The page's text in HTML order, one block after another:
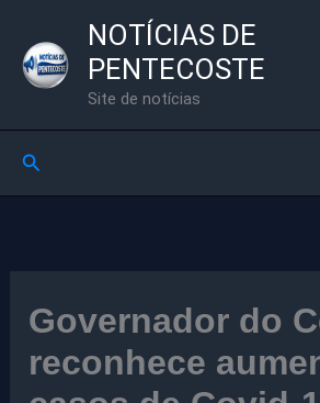
para
NOTÍCIAS DE
PENTECOSTE
Site de notícias
Pesquisar
Governador do
reconhece